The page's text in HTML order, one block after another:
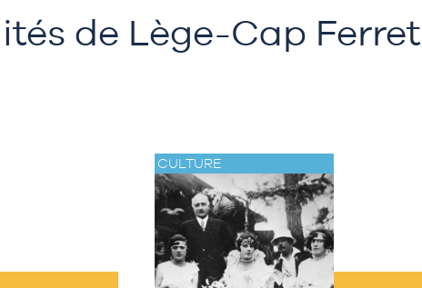
de Lège-Cap Ferret
CULTURE